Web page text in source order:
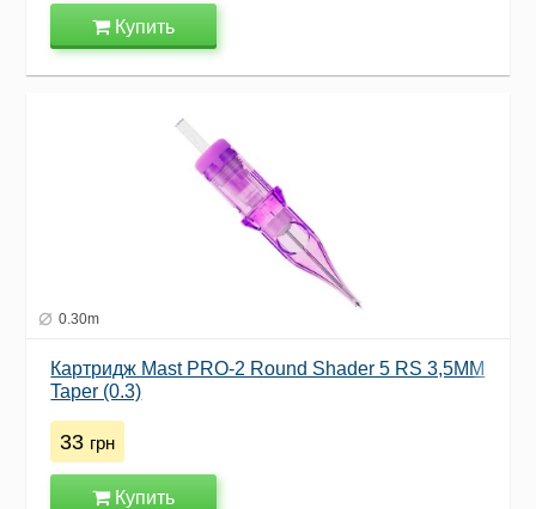
Купить
0.30m
Картридж Mast PRO-2 Round Shader 5 RS 3,5MM
Taper (0.3)
33 грн
Купить